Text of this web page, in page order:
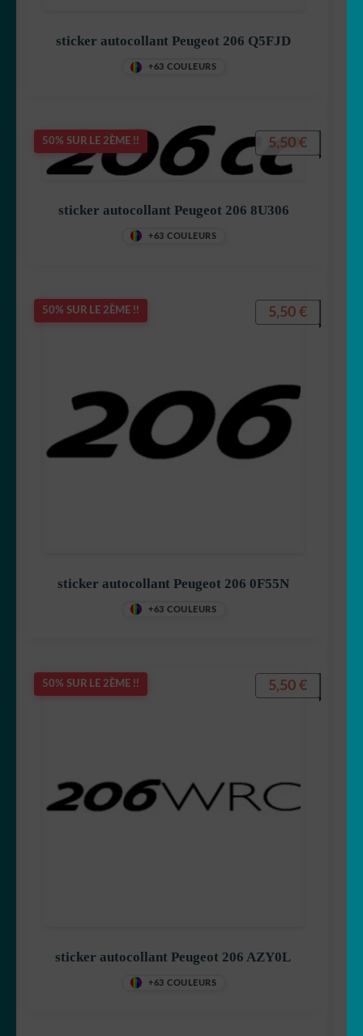
sticker autocollant Peugeot 206 Q5FJD
+63 COULEURS
50% SUR LE 2ÈME !!
sticker autocollant Peugeot 206 8U306
+63 COULEURS
5,50 €
50% SUR LE 2ÈME !!
sticker autocollant Peugeot 206 0F55N
+63 COULEURS
5,50 €
50% SUR LE 2ÈME !!
sticker autocollant Peugeot 206 AZY0L
+63 COULEURS
5,50 €